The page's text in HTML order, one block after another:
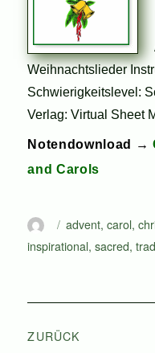
Weihnachtslieder
Schwierigkeitslevel:
Verlag: Virtual Sheet
Notendownload →
and Carols
AutorSchlagwörter
advent,carol,
inspirational,sacred,
ZURÜCK